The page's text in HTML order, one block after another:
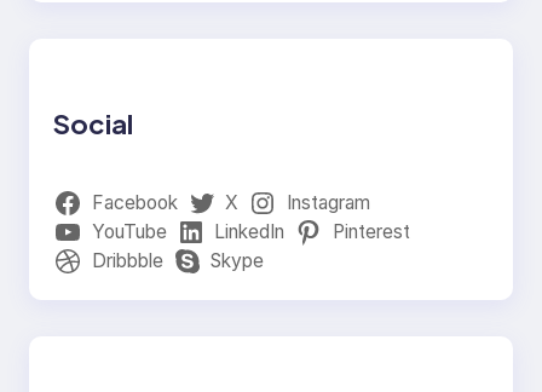
Social
Facebook X
Instagram
YouTube
LinkedIn
Pinterest
Dribbble
Skype